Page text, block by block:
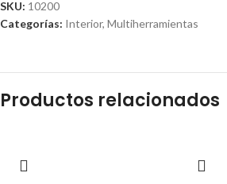
SKU: 10200
Categorías: Interior, Multiherramientas
Productos relacionados